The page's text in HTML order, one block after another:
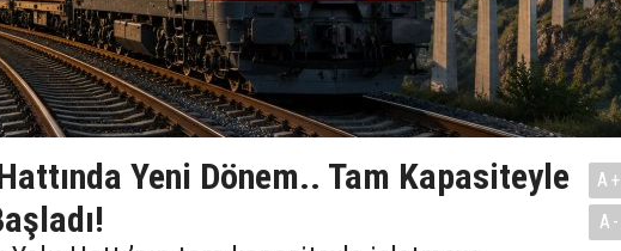
Yeni Dönem.. Tam Kapasiteyle
A+
A-